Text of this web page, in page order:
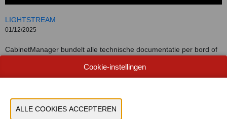
LIGHTSTREAM
01/12/2025
CabinetManager bundelt alle technische documentatie per bord of
rapporten en procedures. Technici krijgen ter plaatse via tablet,
beheer eindelijk beheersbaar.
Cookie-instellingen